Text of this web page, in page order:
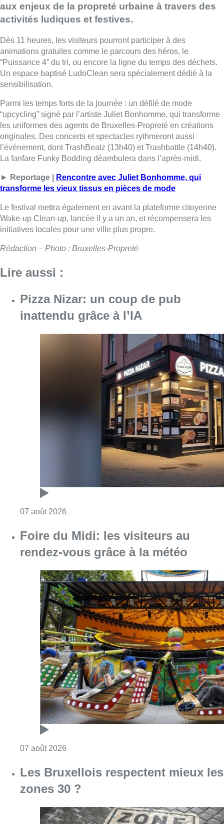
aux enjeux de la propreté urbaine à travers des
activités ludiques et festives.
Dès 11 heures, les visiteurs pourront participer à des
animations gratuites comme le parcours des héros, le
“Puissance 4” du tri, ou encore la ligne du temps des déchets.
Un espace baptisé LudoClean sera spécialement dédié à la
sensibilisation.
Parmi les temps forts de la journée : un défilé de mode
“upcycling” signé par l’artiste Juliet Bonhomme, qui transforme
les uniformes des agents de Bruxelles-Propreté en créations
originales. Des concerts et spectacles rythmeront aussi
l’événement, dont TrashBeatz (13h40) et Trashbattle (14h40).
La fanfare Funky Bodding déambulera dans l’après-midi.
► Reportage |
Rencontre avec Juliet Bonhomme, qui
transforme les vieux tissus en pièces de mode
Le festival mettra également en avant la plateforme citoyenne
Wake-up Clean-up, lancée il y a un an, et récompensera les
initiatives locales pour une ville plus propre.
Rédaction – Photo : Bruxelles-Propreté
Lire aussi :
Pizza Nizar: un coup de pub
inattendu grâce à l’IA
07 août 2026
Foire du Midi: les visiteurs au
rendez-vous grâce à la météo
07 août 2026
Les Bruxellois respectent mieux les
zones 30 ?